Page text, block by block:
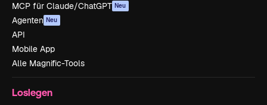
MCP für Claude/ChatGPT Neu
Agenten Neu
API
Mobile App
Alle Magnific-Tools
Loslegen